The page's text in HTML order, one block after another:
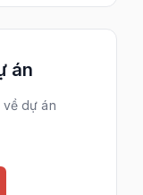
án
về dự án